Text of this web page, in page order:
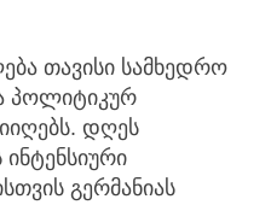
თავისი სამხედრო
პოლიტიკურ
დღეს
ინტენსიური
გერმანიას